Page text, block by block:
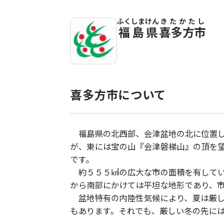
喜多方市のふるさと納税返礼品一覧
福島県
ふくしまけん
喜多方市
きたかたし
喜多方市について
福島県の北西部、会津盆地の北に位置
が、東には宝の山『会津磐梯山』の頂を
です。
約５５５㎢の広大な市の面積を有して
から南部にかけては平坦な地形であり、
盆地特有の内陸性気候により、夏は厳
もあります。それでも、厳しい冬の先に